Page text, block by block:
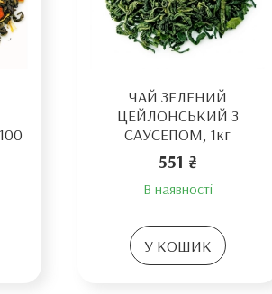
ЧАЙ ЗЕЛЕНИЙ
ЦЕЙЛОНСЬКИЙ З
САУСЕПОМ, 1кг
551 ₴
В наявності
У КОШИК